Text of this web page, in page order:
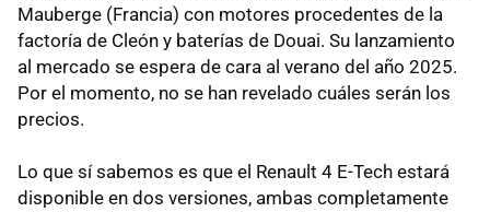
Mauberge (Francia) con motores procedentes de la
factoría de Cleón y baterías de Douai. Su lanzamiento
al mercado se espera de cara al verano del año 2025.
Por el momento, no se han revelado cuáles serán los
precios.
Lo que sí sabemos es que el Renault 4 E-Tech estará
disponible en dos versiones, ambas completamente